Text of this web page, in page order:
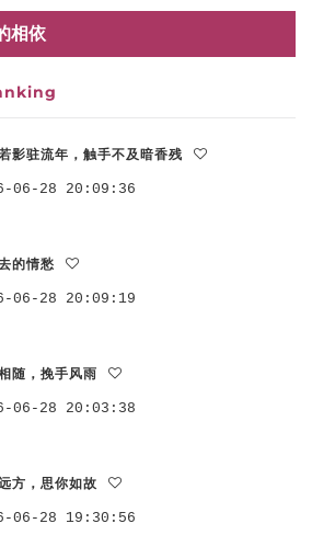
相依
影驻流年，触手不及暗香残
06-28 20:09:36
的情愁
06-28 20:09:19
随，挽手风雨
06-28 20:03:38
方，思你如故
06-28 19:30:56